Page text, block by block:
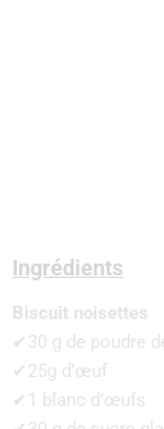
Ingrédients
Biscuit noisettes
✔30 g de poudre
✔25g d’œuf
✔1 blanc d’œufs